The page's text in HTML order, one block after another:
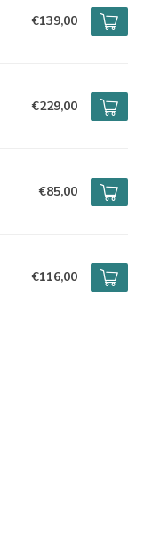
€139,00
€229,00
€85,00
€116,00